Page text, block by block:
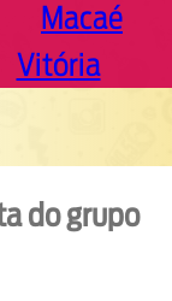
Macaé
Vitória
do grupo